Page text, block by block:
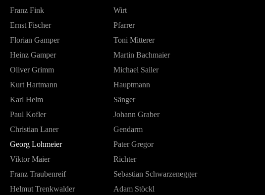
Franz Fink
Wirt
Ernst Fischer
Pfarrer
Florian Gamper
Toni Mitterer
Heinz Gamper
Martin Bachmaier
Oliver Grimm
Michael Sailer
Kurt Hartmann
Hauptmann
Karl Helm
Sänger
Paul Kofler
Johann Graber
Christian Laner
Gendarm
Georg Lohmeier
Pater Gregor
Viktor Maier
Richter
Franz Traubenreif
Sebastian Schwarzenegger
Helmut Trenkwalder
Adam Stöckl